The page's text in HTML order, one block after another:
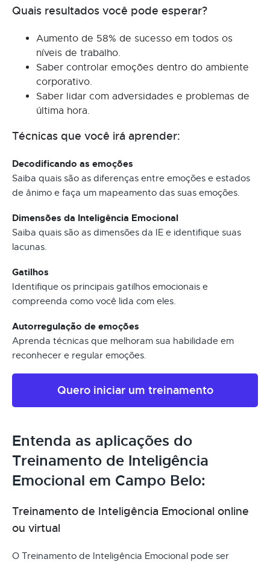
Quais resultados você pode esperar?
Aumento de 58% de sucesso em todos os
níveis de trabalho.
Saber controlar emoções dentro do ambiente
corporativo.
Saber lidar com adversidades e problemas de
última hora.
Técnicas que você irá aprender:
Decodificando as emoções
Saiba quais são as diferenças entre emoções e estados
de ânimo e faça um mapeamento das suas emoções.
Dimensões da Inteligência Emocional
Saiba quais são as dimensões da IE e identifique suas
lacunas.
Gatilhos
Identifique os principais gatilhos emocionais e
compreenda como você lida com eles.
Autorregulação de emoções
Aprenda técnicas que melhoram sua habilidade em
reconhecer e regular emoções.
Quero iniciar um treinamento
Entenda as aplicações do
Treinamento de Inteligência
Emocional em Campo Belo:
Treinamento de Inteligência Emocional online
ou virtual
O Treinamento de Inteligência Emocional pode ser